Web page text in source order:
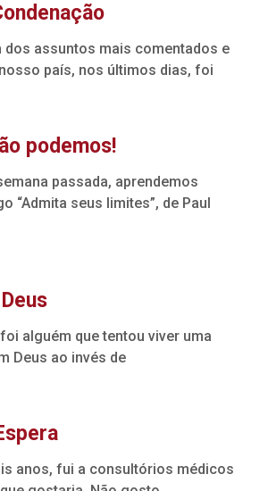
dos assuntos mais comentados e
país, nos últimos dias, foi
podemos!
passada, aprendemos
“Admita seus limites”, de Paul
alguém que tentou viver uma
Deus ao invés de
anos, fui a consultórios médicos